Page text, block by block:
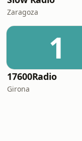
Zaragoza
1
17600Radio
Girona